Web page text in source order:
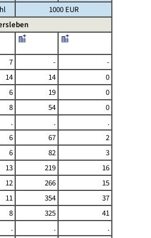
1000 EUR
7 -
-
14 14
0
6 19
0
8 54
0
. .
.
6 67
2
6 82
3
13 219
16
12 266
15
11 354
37
8 325
41
. . .